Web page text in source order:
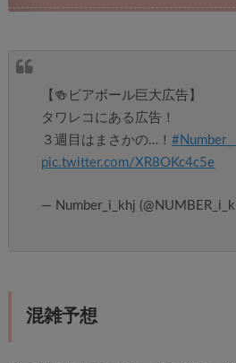
【🍻ビアボール巨大広告】
タワレコにある広告！
３週目はまさかの…！#Number_
pic.twitter.com/XR8OKc4c5e
— Number_i_khj
混雑予想